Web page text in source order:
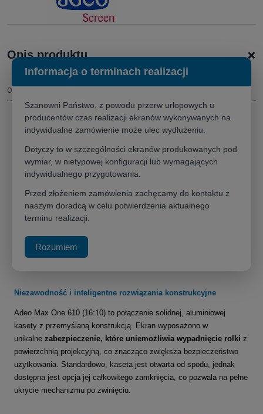
Opis produktu +
Opis
EkranAdeo Max One 600x375(16:10)–
Profesjonalne prezentacje w wielkim formacie
Ekran projekcyjny Adeo Max One w formacie 600x375 (16:10)
wymagających profesjonalnych zastosowań.Jest to idealny wybór
do dużych sal konferencyjnych, aul oraz audytoriów, gdzie
klarowność i precyzja prezentowanego obrazu mają kluczowe
znaczenie.Jego imponujące wymiary, z podstawą powyżej 4,5
metra, zapewniają doskonałą widoczność dla każdego uczestnika,
Niezawodność i inteligentne rozwiązania konstrukcyjne
Adeo Max One 610 (16:10) to połączenie solidnej, aluminiowej
kasety z przemyślaną konstrukcją. Ekran wyposażono w
unikalne zabezpieczenie, które uniemożliwia wypadnięcie rolki z
powierzchnią projekcyjną, co znacząco zwiększa bezpieczeństwo
użytkowania. Standardowo, kaseta jest otwarta od spodu, jednak
dostępna jest opcja jej całkowitego zamknięcia, co pozwala na pełne
ukrycie mechanizmu po zwinięciu.
Informacja o terminach realizacji
Szanowni Państwo, z powodu przerw urlopowych u
producentów czas realizacji ekranów wykonywanych na
indywidualne zamówienie może ulec wydłużeniu.
Dotyczy to w szczególności ekranów produkowanych pod
wymiar, w nietypowej konfiguracji lub wymagających
indywidualnego przygotowania.
Przed złożeniem zamówienia zachęcamy do kontaktu z
naszym doradcą w celu potwierdzenia aktualnego
terminu realizacji.
Rozumiem